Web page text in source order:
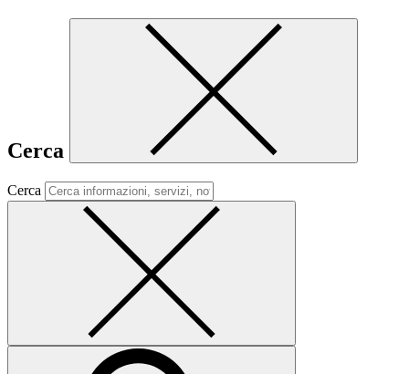
Cerca
Cerca